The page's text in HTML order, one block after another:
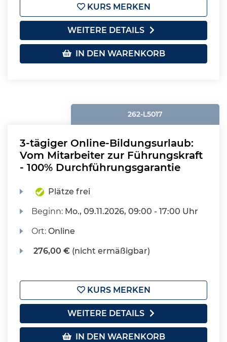
KURS MERKEN
WEITERE DETAILS
IN DEN WARENKORB
262-L5017
3-tägiger Online-Bildungsurlaub:
Vom Mitarbeiter zur Führungskraft
- 100% Durchführungsgarantie
Plätze frei
Beginn: Mo., 09.11.2026, 09:00 - 17:00 Uhr
Ort:Online
276,00 € (nicht ermäßigbar)
KURS MERKEN
WEITERE DETAILS
IN DEN WARENKORB